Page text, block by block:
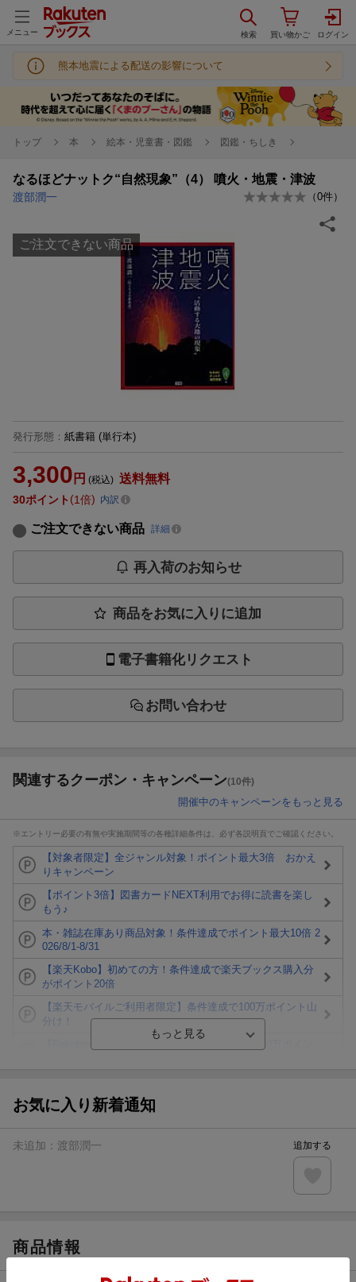
メニュー
熊本地震による配送の影響について
トップ 本 絵本・児童書・図鑑 図鑑・ちしき
なるほどナットク“自然現象”（4） 噴火・地震・津波
渡部潤一 （0件）
ご注文できない商品
発行形態 ： 紙書籍 (単行本)
3,300 円 (税込) 送料無料
30ポイント 1倍 内訳
ご注文できない商品 詳細
再入荷のお知らせ
商品をお気に入りに追加
電子書籍化リクエスト
お問い合わせ
関連するクーポン・キャンペーン(10件)
開催中のキャンペーンをもっと見る
※エントリー必要の有無や実施期間等の各種詳細条件は、必ず各説明頁でご確認ください。
【対象者限定】全ジャンル対象！ポイント最大3倍 おかえ
りキャンペーン
【ポイント3倍】図書カードNEXT利用でお得に読書を楽し
もう♪
本・雑誌在庫あり商品対象！条件達成でポイント最大10倍 2
026/8/1-8/31
【楽天Kobo】初めての方！条件達成で楽天ブックス購入分
がポイント20倍
【楽天モバイルご利用者限定】条件達成で100万ポイント山
分け！
が当たる！
楽天モバイル紹介キャンペーンの拡散で300円OFFクーポン
条件達成で楽天限定・宝塚歌劇 宙組貸切公演ペアチケット
お気に入り新着通知
未追加： 渡部潤一 追加する
商品情報